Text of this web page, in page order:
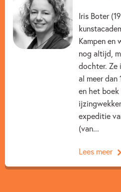
Kenmerken van dit boek
12+ jaar 15+ jaar 7 –
Dagelijks leven
Humor
Iris Boter
Iris Boter
Kampen en
nog altijd,
dochter. Ze
al meer dan
en het boek
expeditie
(van...
Lees meer